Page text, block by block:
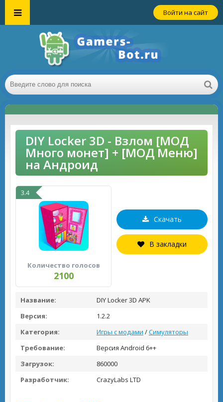
Войти на сайт
DIY Locker 3D - Взлом [МОД
Много монет] + [МОД Меню]
на Андроид
3.4
Количество голосов
2100
Скачать
В закладки
Название:
DIY Locker 3D APK
Версия:
1.2.2
Категория:
Игры с модами /Симуляторы
Требование:
Версия Android 6++
Загрузок:
860000
Разработчик:
CrazyLabs LTD